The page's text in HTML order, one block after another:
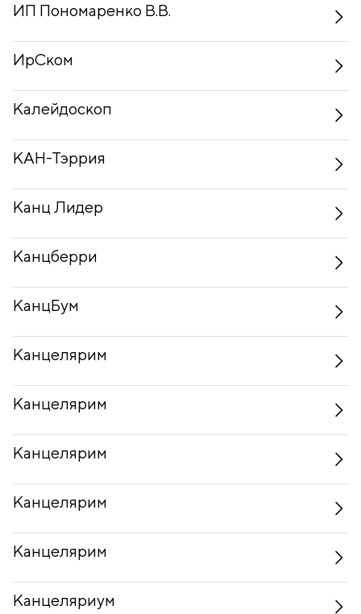
ИП Пономаренко В.В.
ИрСком
Калейдоскоп
КАН-Тэррия
Канц Лидер
Канцберри
КанцБум
Канцелярим
Канцелярим
Канцелярим
Канцелярим
Канцелярим
Канцеляриум